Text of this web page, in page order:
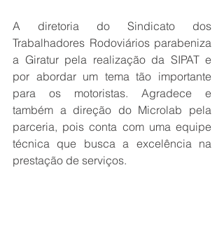
A diretoria do Sindicato dos
Trabalhadores Rodoviários parabeniza
a Giratur pela realização da SIPAT e
por abordar um tema tão importante
para os motoristas. Agradece e
também a direção do Microlab pela
parceria, pois conta com uma equipe
técnica que busca a excelência na
prestação de serviços.